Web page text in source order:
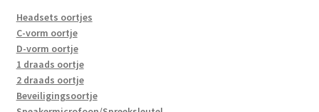
Headsets oortjes
C-vorm oortje
D-vorm oortje
1 draads oortje
2 draads oortje
Beveiligingsoortje